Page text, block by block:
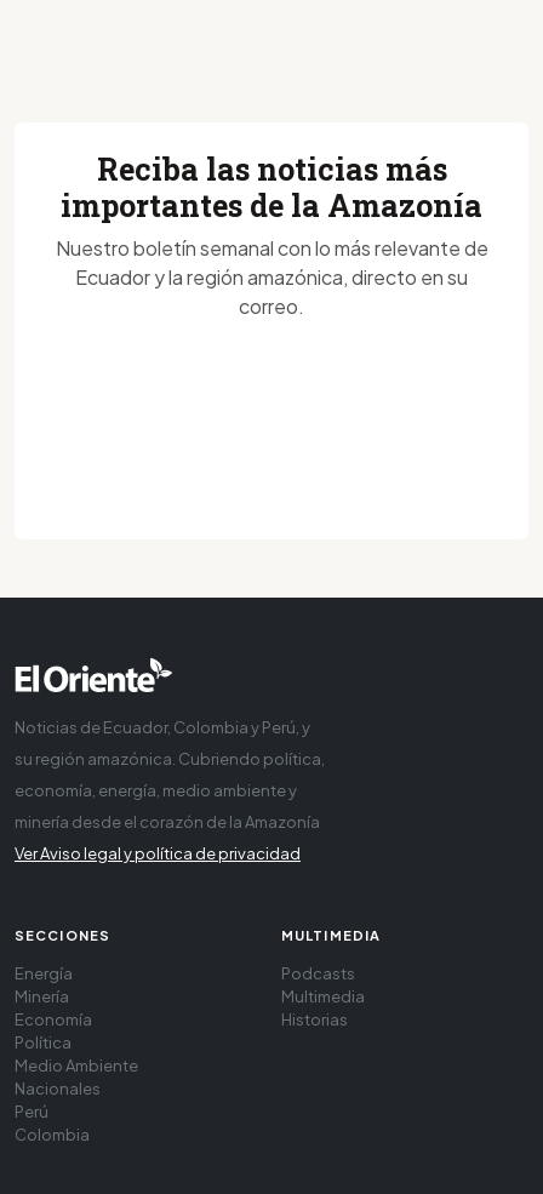
Reciba las noticias más
importantes de la Amazonía
Nuestro boletín semanal con lo más relevante de
Ecuador y la región amazónica, directo en su
correo.
Noticias de Ecuador, Colombia y Perú, y
su región amazónica. Cubriendo política,
economía, energía, medio ambiente y
minería desde el corazón de la Amazonía
Ver Aviso legal y política de privacidad
SECCIONES
Energía
Minería
Economía
Política
Medio Ambiente
Nacionales
Perú
Colombia
MULTIMEDIA
Podcasts
Multimedia
Historias